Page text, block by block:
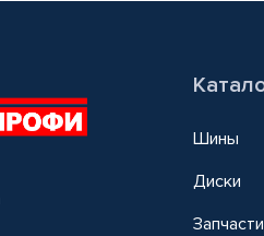
Шины
Диски
Запчасти